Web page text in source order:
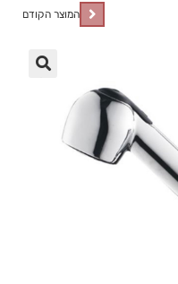
המוצר הקודם